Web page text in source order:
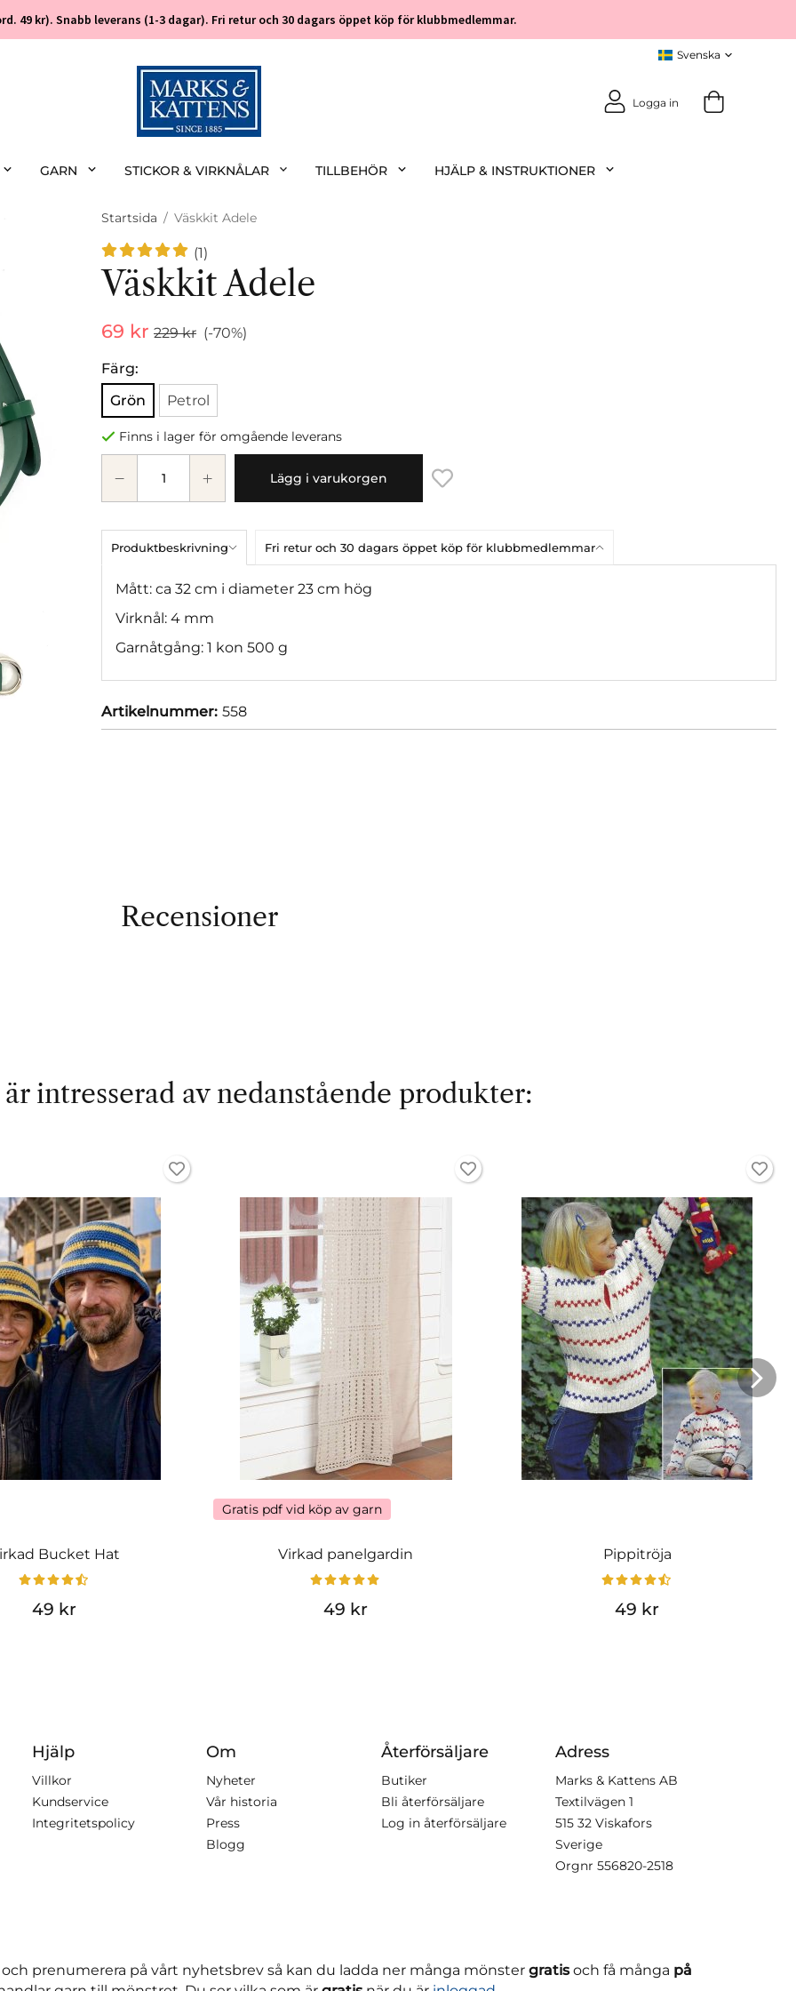
49 kr). Snabb leverans (1-3 dagar). Fri retur och 30 dagars öppet köp för klubbmedlemmar.
Logga in
GARN STICKOR & VIRKNÅLAR TILLBEHÖR HJÄLP & INSTRUKTIONER
Startsida / Väskkit Adele
(1)
Väskkit Adele
69 kr 229 kr (-70%)
Färg:
Grön
Petrol
Finns i lager för omgående leverans
Lägg i varukorgen
Produktbeskrivning Fri retur och 30 dagars öppet köp för klubbmedlemmar
Mått: ca 32 cm i diameter 23 cm hög
Virknål: 4 mm
Garnåtgång: 1 kon 500 g
Artikelnummer: 558
Recensioner
intresserad av nedanstående produkter:
Bucket Hat
49 kr
Gratis pdf vid köp av garn
Virkad panelgardin
49 kr
Pippitröja
49 kr
Hjälp
Villkor
Kundservice
Integritetspolicy
Om
Nyheter
Vår historia
Press
Blogg
Återförsäljare
Butiker
Bli återförsäljare
Log in återförsäljare
Adress
Marks & Kattens AB
Textilvägen 1
515 32 Viskafors
Sverige
Orgnr 556820-2518
prenumerera på vårt nyhetsbrev så kan du ladda ner många mönster gratisoch få många på